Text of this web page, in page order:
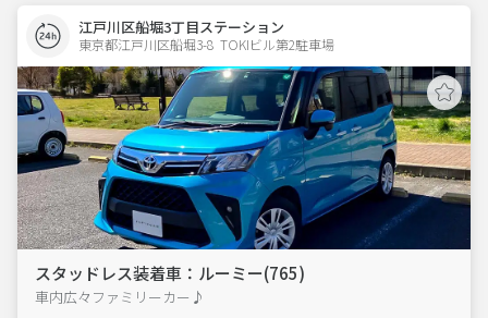
江戸川区船堀3丁目ステーション
東京都江戸川区船堀3-8  TOKIビル第2駐車場
スタッドレス装着車：ルーミー(765)
車内広々ファミリーカー♪